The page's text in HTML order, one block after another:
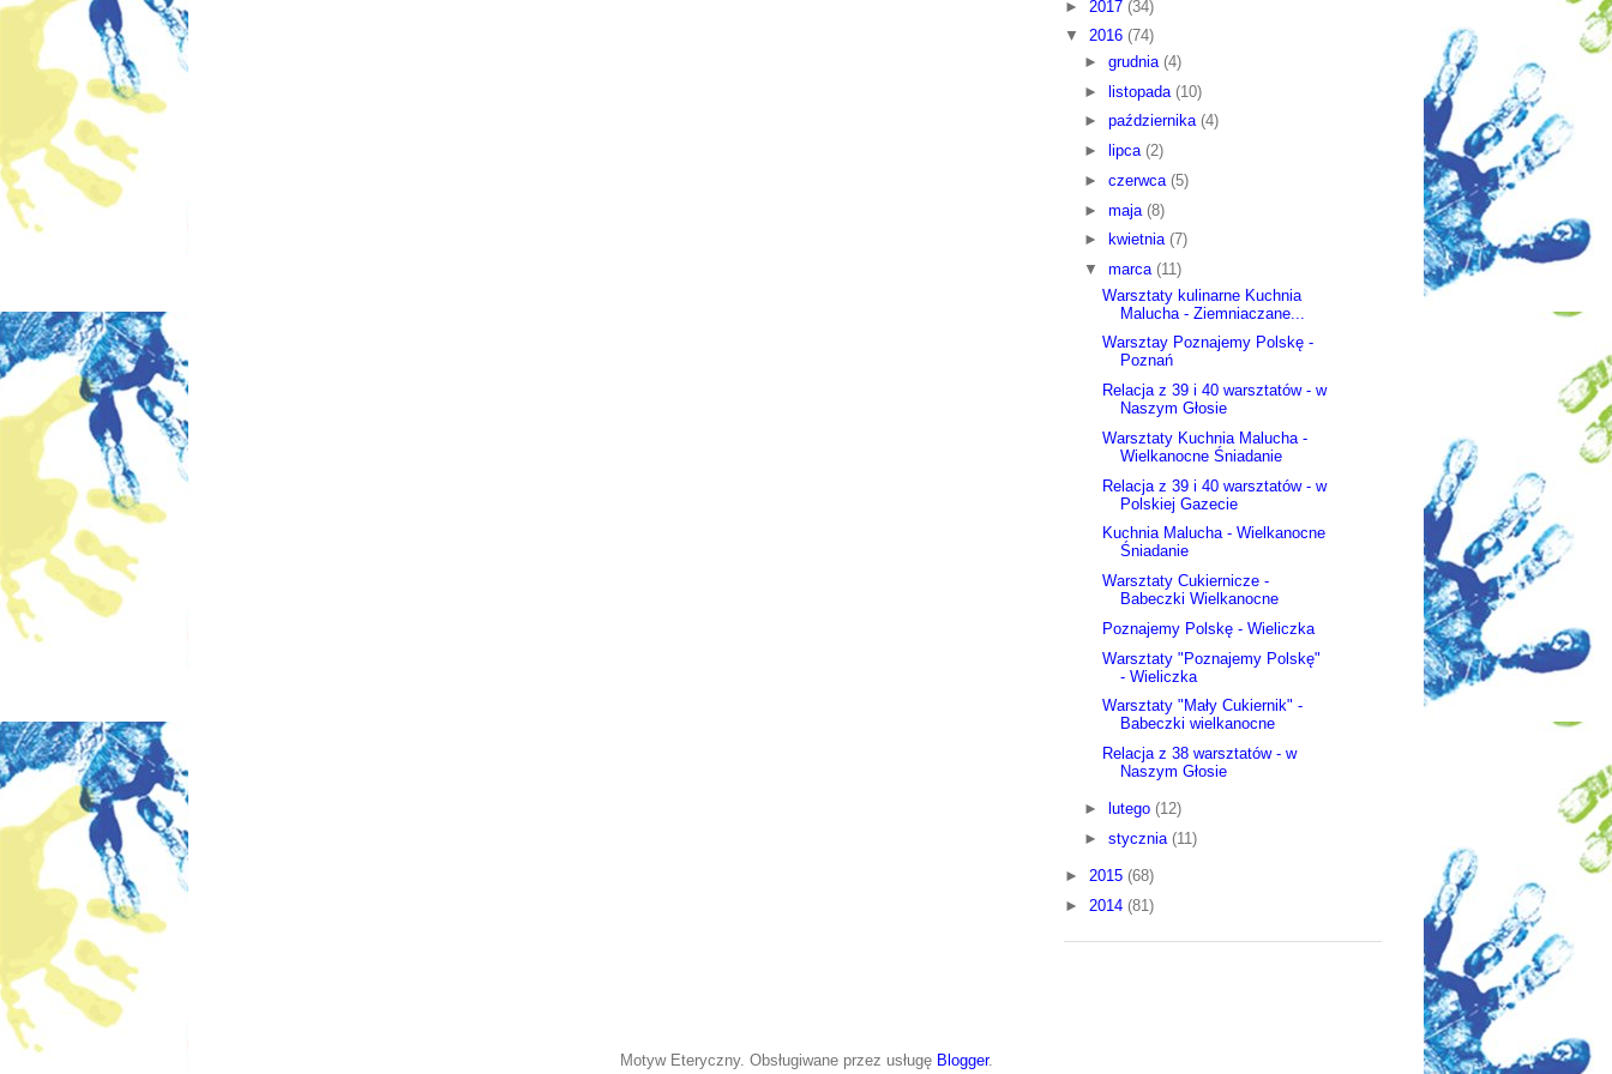
► 2017 (34)
▼ 2016 (74)
► grudnia (4)
► listopada (10)
► października (4)
►
lipca (2)
► czerwca (5)
► maja (8)
►
kwietnia (7)
▼ marca (11)
Warsztaty kulinarne Kuchnia
Malucha - Ziemniaczane...
Warsztay Poznajemy Polskę -
Poznań
Relacja z 39 i 40 warsztatów - w
Naszym Głosie
Warsztaty Kuchnia Malucha -
Wielkanocne Śniadanie
Relacja z 39 i 40 warsztatów - w
Polskiej Gazecie
Kuchnia Malucha - Wielkanocne
Śniadanie
Warsztaty Cukiernicze -
Babeczki Wielkanocne
Poznajemy Polskę - Wieliczka
Warsztaty "Poznajemy Polskę"
- Wieliczka
Warsztaty "Mały Cukiernik" -
Babeczki wielkanocne
Relacja z 38 warsztatów - w
Naszym Głosie
► lutego (12)
► stycznia (11)
► 2015 (68)
► 2014 (81)
Motyw Eteryczny. Obsługiwane przez usługę Blogger.